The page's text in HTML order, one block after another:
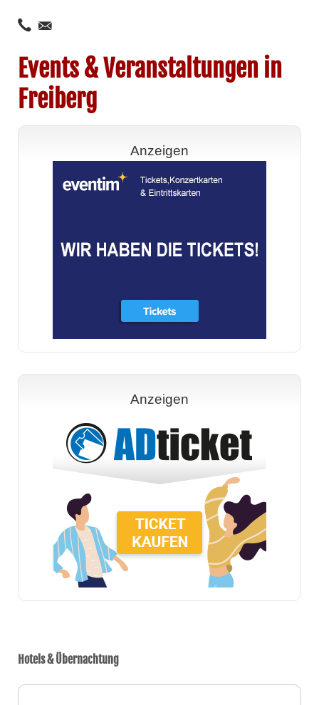
Events & Veranstaltungen in
Freiberg
Anzeigen
Anzeigen
Hotels & Übernachtung